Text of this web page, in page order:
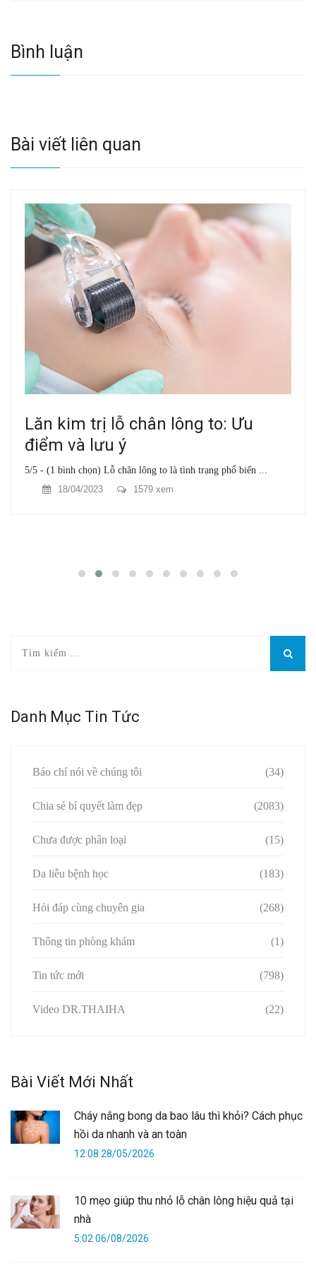
Bình luận
Bài viết liên quan
Lăn kim trị lỗ chân lông to: Ưu
điểm và lưu ý
5/5 - (1 bình chọn) Lỗ chân lông to là tình trạng phổ biến ...
18/04/2023
1579 xem
Danh Mục Tin Tức
Báo chí nói về chúng tôi (34)
Chia sẻ bí quyết làm đẹp (2083)
Chưa được phân loại (15)
Da liễu bệnh học (183)
Hỏi đáp cùng chuyên gia (268)
Thông tin phòng khám (1)
Tin tức mới (798)
Video DR.THAIHA (22)
Bài Viết Mới Nhất
Cháy nắng bong da bao lâu thì khỏi? Cách phục
hồi da nhanh và an toàn
12:08 28/05/2026
10 mẹo giúp thu nhỏ lỗ chân lông hiệu quả tại
nhà
5:02 06/08/2026